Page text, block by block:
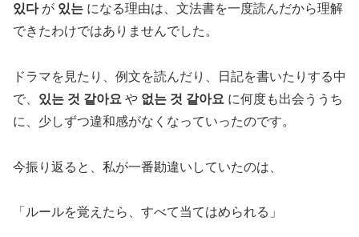
있다が 있는 になる理由は、文法書を一度読んだから理解
できたわけではありませんでした。
ドラマを見たり、例文を読んだり、日記を書いたりする中
で、 있는 것 같아요 や 없는 것 같아요 に何度も出会ううち
に、少しずつ違和感がなくなっていったのです。
今振り返ると、私が一番勘違いしていたのは、
「ルールを覚えたら、すべて当てはめられる」